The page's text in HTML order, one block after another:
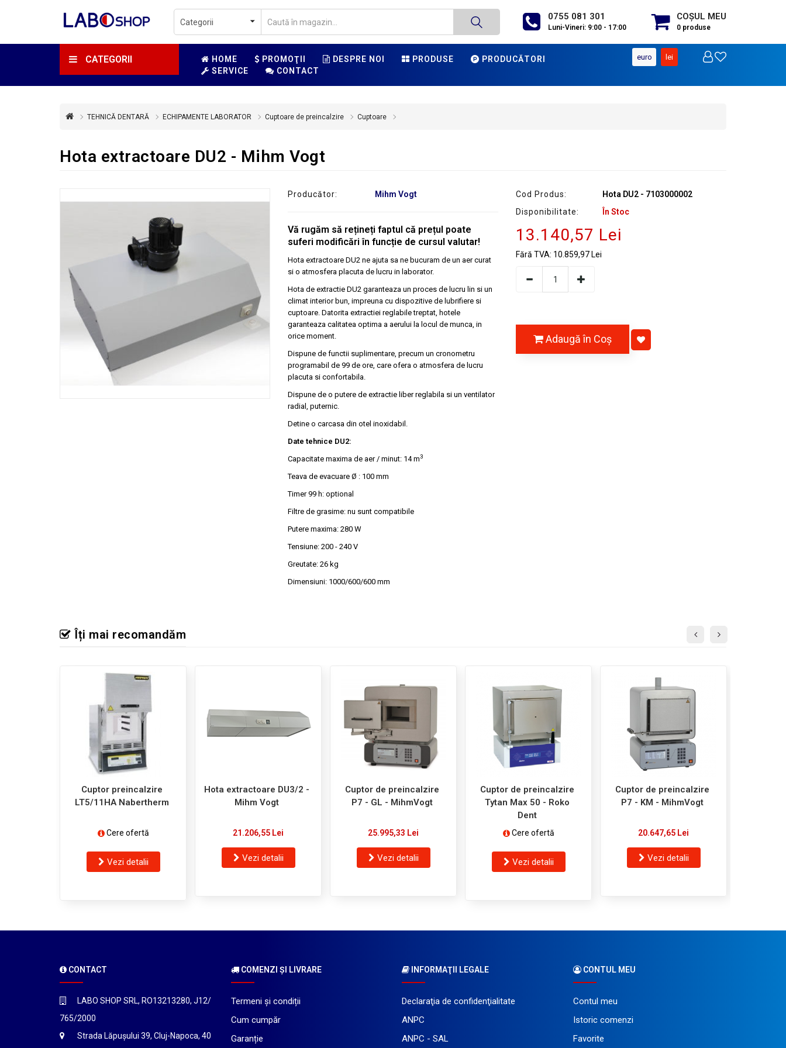
0755 081 301
Luni-Vineri: 9:00 - 17:00
COŞUL MEU
0produse
CATEGORII HOME PROMOŢII DESPRE NOI PRODUSE
PRODUCĂTORI
SERVICE
CONTACT
euro lei
TEHNICĂ DENTARĂ ECHIPAMENTE LABORATOR Cuptoare de preincalzire Cuptoare
Hota extractoare DU2 - Mihm Vogt
Producător: Mihm Vogt
Vă rugăm să rețineți faptul că prețul poate
suferi modificări în funcție de cursul valutar!
Hota extractoare DU2 ne ajuta sa ne bucuram de un aer curat
si o atmosfera placuta de lucru in laborator.
Hota de extractie DU2 garanteaza un proces de lucru lin si un
climat interior bun, impreuna cu dispozitive de lubrifiere si
cuptoare. Datorita extractiei reglabile treptat, hotele
garanteaza calitatea optima a aerului la locul de munca, in
orice moment.
Dispune de functii suplimentare, precum un cronometru
programabil de 99 de ore, care ofera o atmosfera de lucru
placuta si confortabila.
Dispune de o putere de extractie liber reglabila si un ventilator
radial, puternic.
Detine o carcasa din otel inoxidabil.
Date tehnice DU2:
Capacitate maxima de aer / minut: 14 m3
Teava de evacuare Ø : 100 mm
Timer 99 h: optional
Filtre de grasime: nu sunt compatibile
Putere maxima: 280 W
Tensiune: 200 - 240 V
Greutate: 26 kg
Dimensiuni: 1000/600/600 mm
Cod Produs:
Hota DU2 - 7103000002
Disponibilitate:
În Stoc
13.140,57 Lei
Fără TVA: 10.859,97 Lei
Adaugă în Coş
Îți mai recomandăm
Cuptor preincalzire
LT5/11HA Nabertherm
Cere ofertă
Vezi detalii
Hota extractoare DU3/2 -
Mihm Vogt
21.206,55 Lei
Vezi detalii
Cuptor de preincalzire
P7 - GL - MihmVogt
25.995,33 Lei
Vezi detalii
Cuptor de preincalzire
Tytan Max 50 - Roko
Dent
Cere ofertă
Vezi detalii
Cuptor de preincalzire
P7 - KM - MihmVogt
20.647,65 Lei
Vezi detalii
CONTACT
LABO SHOP SRL, RO13213280, J12/
765/2000
Strada Lăpușului 39, Cluj-Napoca, 40
COMENZI ŞI LIVRARE
Termeni și condiții
Cum cumpăr
Garanție
INFORMAŢII LEGALE
Declaraţia de confidenţialitate
ANPC
ANPC - SAL
CONTUL MEU
Contul meu
Istoric comenzi
Favorite